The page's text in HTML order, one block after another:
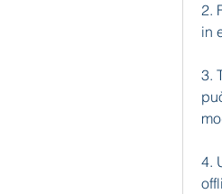
2.
in
3.
4.